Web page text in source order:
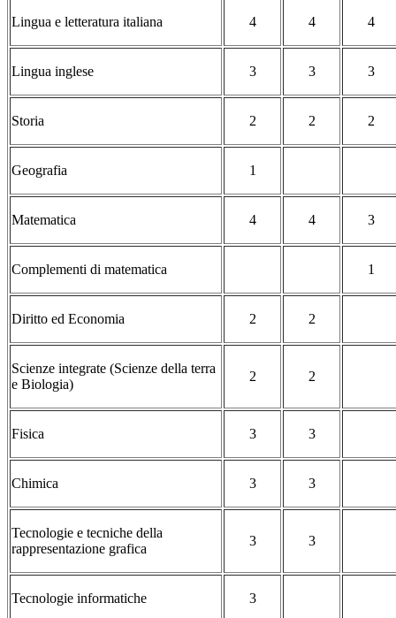
Lingua e letteratura italiana 4 4 4
Lingua inglese 3 3 3
Storia 2 2 2
Geografia 1
Matematica 4 4 3
Complementi di matematica 1
Diritto ed Economia 2 2
Scienze integrate (Scienze della terra
e Biologia)
2 2
Fisica 3 3
Chimica 3 3
Tecnologie e tecniche della
rappresentazione grafica
3 3
Tecnologie informatiche 3